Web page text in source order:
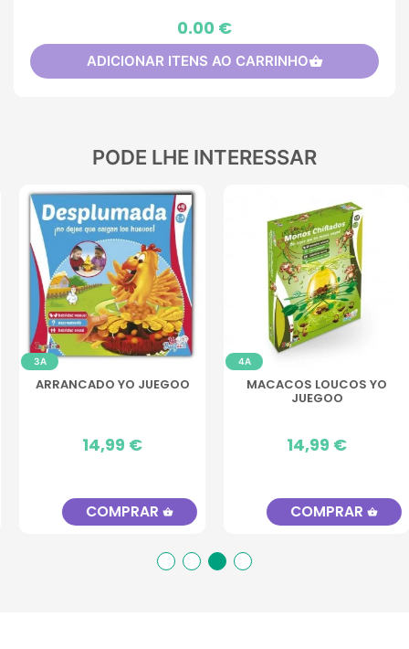
0.00 €
ADICIONAR ITENS AO CARRINHOshopping_basket
PODE LHE INTERESSAR
3A
ARRANCADO YO JUEGOO
Preço
14,99 €
COMPRAR shopping_basket
4A
MACACOS LOUCOS YO
JUEGOO
Preço
14,99 €
COMPRAR shopping_basket